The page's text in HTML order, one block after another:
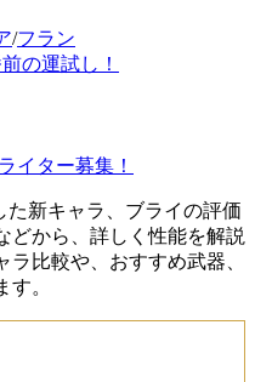
/フラン
の運試し！
イター募集！
た新キャラ、ブライの評価
どから、詳しく性能を解説
比較や、おすすめ武器、
。